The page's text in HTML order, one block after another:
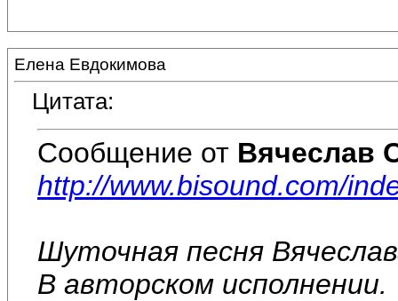
Елена Евдокимова
Цитата:
Сообщение от Вячеслав
http://www.bisound.com/
Шуточная песня
В авторском исполнении.